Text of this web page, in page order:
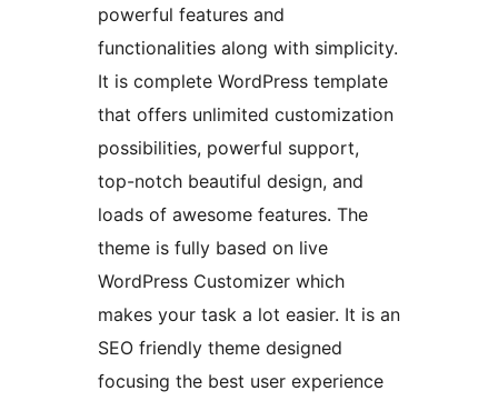
powerful features and
functionalities along with simplicity.
It is complete WordPress template
that offers unlimited customization
possibilities, powerful support,
top-notch beautiful design, and
loads of awesome features. The
theme is fully based on live
WordPress Customizer which
makes your task a lot easier. It is an
SEO friendly theme designed
focusing the best user experience